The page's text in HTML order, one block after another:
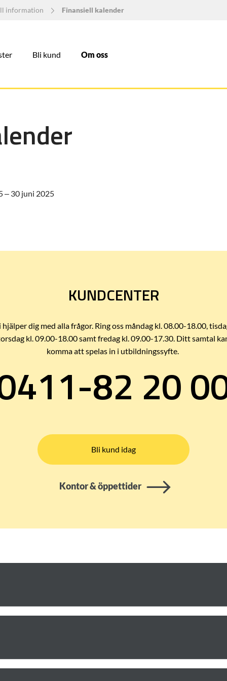
information Finansiell kalender
Bli kund Om oss
– 30 juni 2025
KUNDCENTER
hjälper dig med alla frågor. Ring oss måndag kl. 08.00-18.00,
kl. 09.00-18.00 samt fredag kl. 09.00-17.30. Ditt samtal
komma att spelas in i utbildningssyfte.
82 20
Bli kund idag
Kontor & öppettider